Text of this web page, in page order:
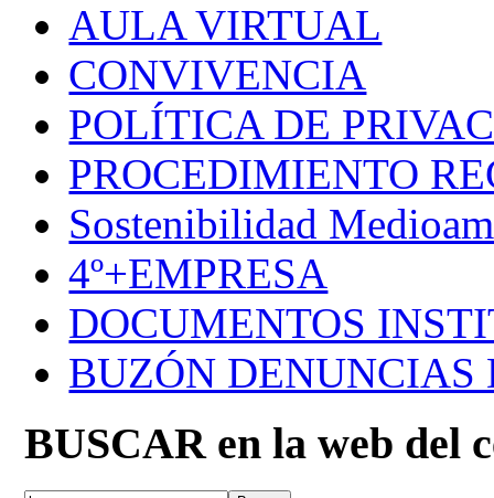
AULA VIRTUAL
CONVIVENCIA
POLÍTICA DE
PROCEDIMIENTO
Sostenibilidad
4º+EMPRESA
DOCUMENTOS
BUZÓN DENUNCIAS
BUSCAR en la web del